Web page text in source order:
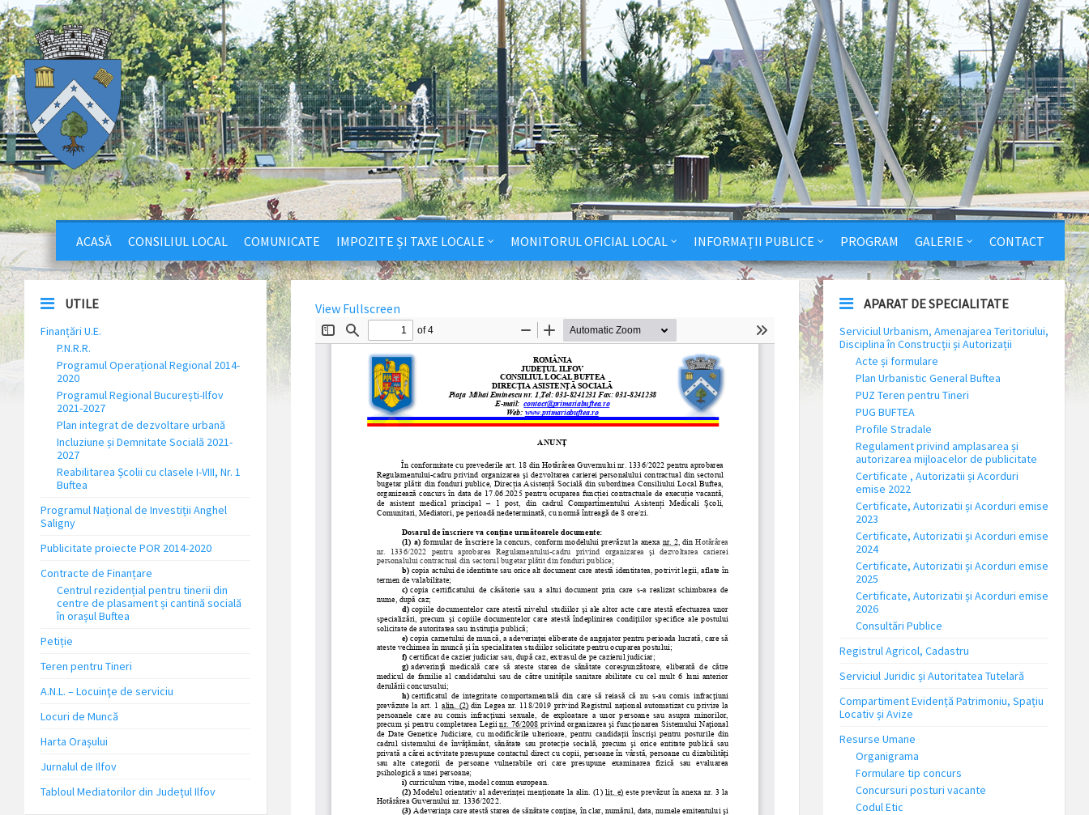
ACASĂ CONSILIUL LOCAL COMUNICATE IMPOZITE ȘI TAXE LOCALE MONITORUL OFICIAL LOCAL INFORMAȚII PUBLICE PROGRAM GALERIE CONTACT
View Fullscreen
UTILE
Finanțări U.E.
P.N.R.R.
Programul Operațional Regional 2014-
2020
Programul Regional București-Ilfov
2021-2027
Plan integrat de dezvoltare urbană
Incluziune și Demnitate Socială 2021-
2027
Reabilitarea Școlii cu clasele I-VIII, Nr. 1
Buftea
Programul Național de Investiții Anghel
Saligny
Publicitate proiecte POR 2014-2020
Contracte de Finanțare
Centrul rezidențial pentru tinerii din
centre de plasament și cantină socială
în orașul Buftea
Petiție
Teren pentru Tineri
A.N.L. – Locuinţe de serviciu
Locuri de Muncă
Harta Orașului
Jurnalul de Ilfov
Tabloul Mediatorilor din Județul Ilfov
APARAT DE SPECIALITATE
Serviciul Urbanism, Amenajarea Teritoriului,
Disciplina în Construcții și Autorizații
Acte și formulare
Plan Urbanistic General Buftea
PUZ Teren pentru Tineri
PUG BUFTEA
Profile Stradale
Regulament privind amplasarea și
autorizarea mijloacelor de publicitate
Certificate , Autorizatii și Acorduri
emise 2022
Certificate, Autorizatii și Acorduri emise
2023
Certificate, Autorizatii și Acorduri emise
2024
Certificate, Autorizatii și Acorduri emise
2025
Certificate, Autorizatii și Acorduri emise
2026
Consultări Publice
Registrul Agricol, Cadastru
Serviciul Juridic și Autoritatea Tutelară
Compartiment Evidență Patrimoniu, Spațiu
Locativ și Avize
Resurse Umane
Organigrama
Formulare tip concurs
Concursuri posturi vacante
Codul Etic